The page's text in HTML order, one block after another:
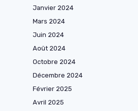
Janvier 2024
Mars 2024
Juin 2024
Août 2024
Octobre 2024
Décembre 2024
Février 2025
Avril 2025